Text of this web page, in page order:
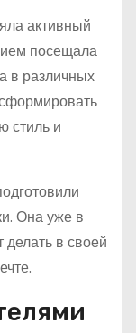
активный
посещала
в различных
стиль и
Она уже в
делать в своей